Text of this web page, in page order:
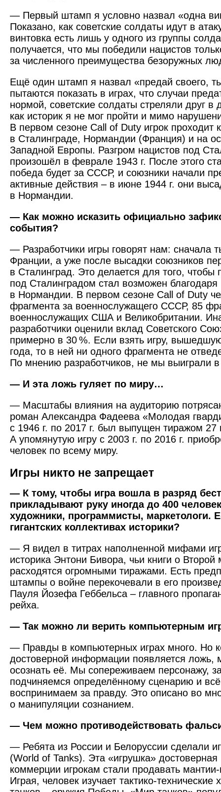
— Первый штамп я условно назвал «одна
Показано, как советские солдаты идут в
винтовка есть лишь у одного из группы
получается, что мы победили нацистов
за численного преимущества безоружных
Ещё один штамп я назвал «предай своего,
пытаются показать в играх, что случаи
нормой, советские солдаты стреляли друг в
как историк я не мог пройти и мимо
В первом сезоне Call of Duty игрок проходит
в Сталинграде, Нормандии (Франция) и на
Западной Европы. Разгром нацистов под
произошёл в феврале 1943 г. После этого
победа будет за СССР, и союзники начали
активные действия – в июне 1944 г. они
в Нормандии.
— Как можно исказить официально
события?
— Разработчики игры говорят нам: сначала
Франции, а уже после высадки союзников
в Сталинград. Это делается для того, чтобы
под Сталинградом стал возможен
в Нормандии. В первом сезоне Call of Duty
фрагмента за военнослужащего СССР, 85
военнослужащих США и Великобритании.
разработчики оценили вклад Советского
примерно в 30 %. Если взять игру,
года, то в ней ни одного фрагмента не
По мнению разработчиков, не мы выиграли
— И эта ложь гуляет по миру…
— Масштабы влияния на аудиторию
роман Александра Фаде­ева «Молодая
с 1946 г. по 2017 г. был выпущен тиражом
А упомянутую игру с 2003 г. по 2016 г.
человек по всему миру.
Игры никто не запрещает
— К тому, чтобы игра вошла в разряд
прикладывают руку иногда до 400
художники, программисты, маркетологи.
гигантских коллективах историки?
— Я видел в титрах наполненной мифами
историка Энтони Бивора, чьи книги о
расходятся огромными тиражами. Есть
штампы о войне перекочевали в его
Пауля Йозефа Геббельса – главного
рейха.
— Так можно ли верить компьютерным
— Правды в компьютерных играх много. Но
достоверной информации появляется ложь,
осознать её. Мы сопереживаем персонажу,
подчиняемся определённому сценарию и
воспринимаем за правду. Это описано во
о манипуляции сознанием.
— Чем можно противодействовать
— Ребята из России и Белоруссии сделали
(World of Tanks). Эта «игрушка» достоверная
коммерции игрокам стали продавать
Играя, человек изучает тактико-технические